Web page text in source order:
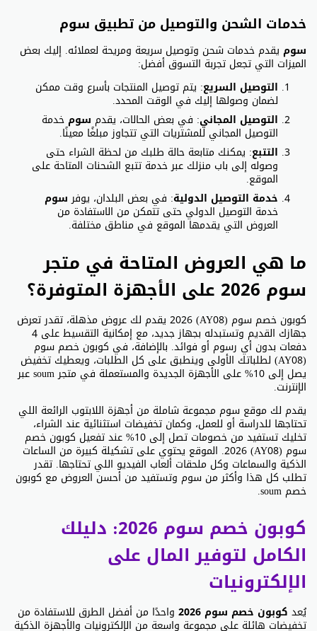
خدمات الشحن والتوصيل من تطبيق سوم
سوم يقدم خدمات شحن وتوصيل سريعة ومريحة لعملائه. إليك بعض
الميزات التي تجعل تجربة التسوق أفضل:
التوصيل السريع: يتم توصيل المنتجات بأسرع وقت ممكن
لضمان وصولها إليك في الوقت المحدد.
التوصيل المجاني: في بعض الحالات، يقدم سومخدمة
التوصيل المجاني للمشتريات التي تتجاوز مبلغًا معينًا.
التتبع: يمكنك متابعة حالة طلبك من لحظة الشراء حتى
وصوله إلى باب منزلك عبر خدمة تتبع الشحنات المتاحة على
الموقع.
خدمة التوصيل الدولية: في بعض البلدان، يوفرسوم
خدمة التوصيل الدولي حتى تتمكن من الاستفادة من
العروض التي يقدمها الموقع في مناطق مختلفة.
ما هي العروض المتاحة في متجر
سوم 2026 على الأجهزة المتوفرة؟
كوبون خصم سوم (AY08) 2026 يقدم لك عروض مذهلة، تقدر تعرض
جهازك القديم وتستبدله بجهاز جديد، مع إمكانية التقسيط على 4
دفعات بدون أي رسوم أو فوائد. بالإضافة، في كوبون خصم سوم
(AY08) لطلباتك الأولى وينطبق على كل الطلبات، ويعطيك تخفيض
يصل إلى 10% على الأجهزة الجديدة والمستعملة في متجر soum عبر
الإنترنت.
يقدم لك موقع سوم مجموعة شاملة من أجهزة اللابتوب الرائعة اللي
تحتاجها للدراسة أو للعمل، وكمان تخفيضات استثنائية عند الشراء،
تخليك تستفيد من خصومات تصل إلى 10% عند تفعيل كوبون خصم
سوم (AY08) 2026. الموقع يحتوي على تشكيلة كبيرة من الساعات
الذكية والسماعات وكل ملحقات ألعاب الفيديو اللي تحتاجها. تقدر
تطلب كل هذا وأكثر من سوم وتستفيد من أحسن العروض مع كوبون
خصم soum.
كوبون خصم سوم 2026: دليلك
الكامل لتوفير المال على
الإلكترونيات
يُعد كوبون خصم سوم 2026 واحدًا من أفضل الطرق للاستفادة من
تخفيضات هائلة على مجموعة واسعة من الإلكترونيات والأجهزة الذكية